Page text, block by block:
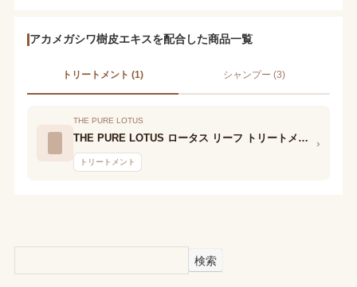
アカメガシワ樹皮エキスを配合した商品一覧
トリートメント (1) シャンプー (3)
THE PURE LOTUS
THE PURE LOTUS ロータス リーフ トリートメント
トリートメント
›
検索